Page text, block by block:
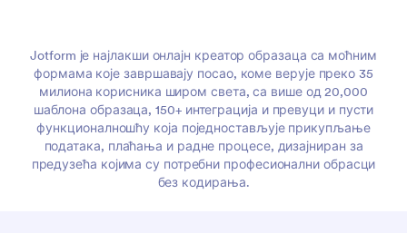
Jotform је најлакши онлајн креатор образаца са моћним
формама које завршавају посао, коме верује преко 35
милиона корисника широм света, са више од 20,000
шаблона образаца, 150+ интеграција и превуци и пусти
функционалношћу која поједностављује прикупљање
података, плаћања и радне процесе, дизајниран за
предузећа којима су потребни професионални обрасци
без кодирања.